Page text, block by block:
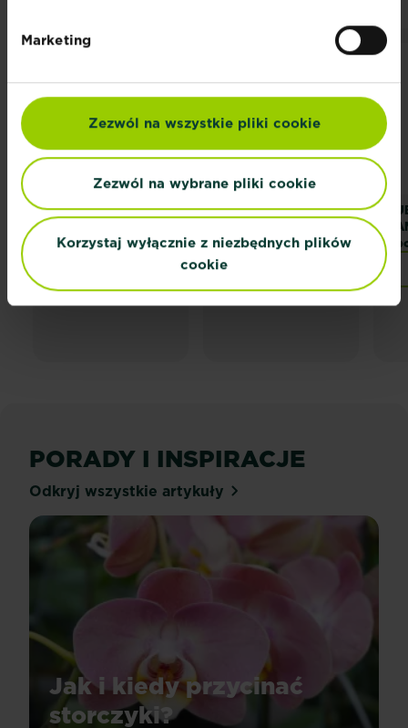
Marketing
Zezwól na wszystkie pliki cookie
Zezwól na wybrane pliki cookie
Korzystaj wyłącznie z niezbędnych plików
cookie
SUBSTRAL Trawa
Słoneczna
SUBSTRAL Trawa
Renowacyjna
PORADY I INSPIRACJE
Odkryj wszystkie artykuły
Jak i kiedy przycinać
storczyki?